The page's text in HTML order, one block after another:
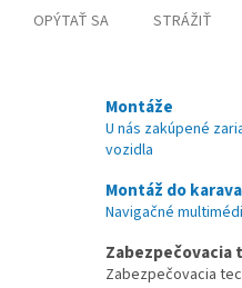
OPÝTAŤ SA STRÁŽIŤ
Montáže
U nás zakúpené
vozidla
Montáž do
Navigačné
Zabezpečovacia
Zabezpečovacia